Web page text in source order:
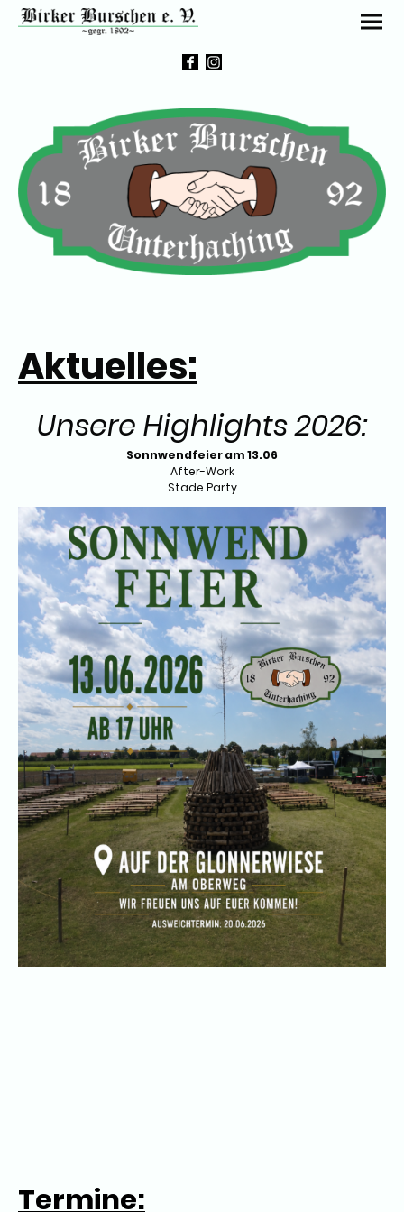
Aktuelles:
Unsere Highlights 2026:
Sonnwendfeier am 13.06
After-Work
Stade Party
Termine: